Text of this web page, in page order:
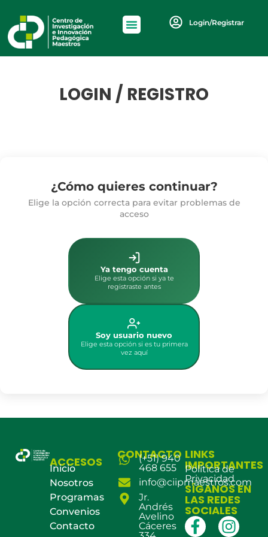
Login/Registrar
LOGIN / REGISTRO
¿Cómo quieres continuar?
Elige la opción correcta para evitar problemas de
acceso
Ya tengo cuenta
Elige esta opción si ya te
registraste antes
Soy usuario nuevo
Elige esta opción si es tu primera
vez aquí
ACCESOS
Inicio
Nosotros
Programas
Convenios
Contacto
CONTACTO
(+51) 940
468 655
info@ciipmaestros.com
Jr.
Andrés
Avelino
Cáceres
LINKS
IMPORTANTES
Política de
Privacidad
SÍGANOS EN
LAS REDES
SOCIALES